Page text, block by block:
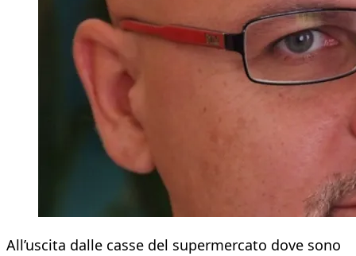
All’uscita dalle casse del supermercato dove sono